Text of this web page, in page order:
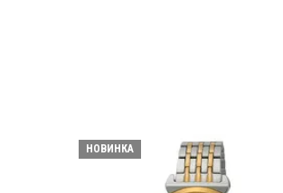
НОВИНКА